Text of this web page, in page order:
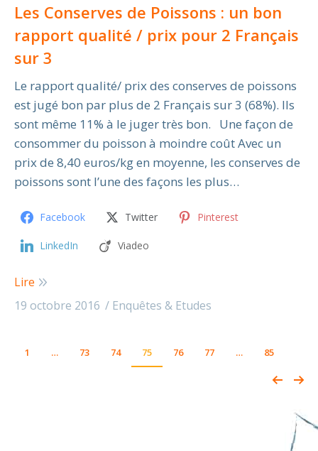
Les Conserves de Poissons : un bon
rapport qualité / prix pour 2 Français
sur 3
Le rapport qualité/ prix des conserves de poissons
est jugé bon par plus de 2 Français sur 3 (68%). Ils
sont même 11% à le juger très bon. Une façon de
consommer du poisson à moindre coût Avec un
prix de 8,40 euros/kg en moyenne, les conserves de
poissons sont l’une des façons les plus…
Facebook Twitter Pinterest
LinkedIn Viadeo
Lire
19 octobre 2016
Enquêtes & Etudes
1 … 73 74 75 76 77 … 85